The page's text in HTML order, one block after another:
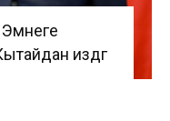
издөөгө